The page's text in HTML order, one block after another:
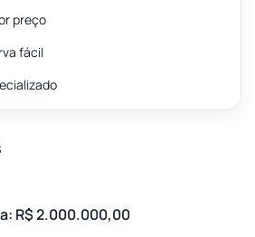
preço
fácil
R$ 2.000.000,00